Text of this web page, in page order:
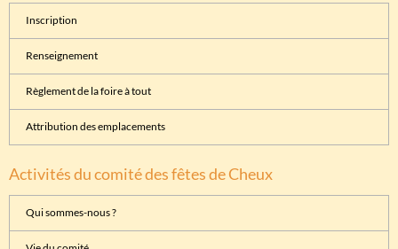
Inscription
Renseignement
Règlement de la foire à tout
Attribution des emplacements
Activités du comité des fêtes de Cheux
Qui sommes-nous ?